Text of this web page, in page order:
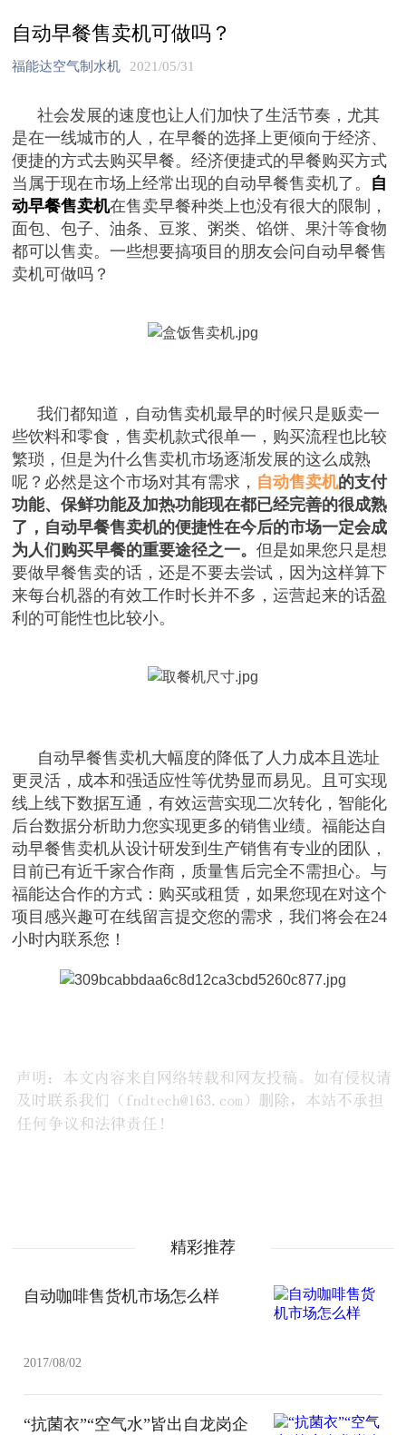
自动早餐售卖机可做吗？
福能达空气制水机 2021/05/31
社会发展的速度也让人们加快了生活节奏，尤其
是在一线城市的人，在早餐的选择上更倾向于经济、
便捷的方式去购买早餐。经济便捷式的早餐购买方式
当属于现在市场上经常出现的自动早餐售卖机了。 自
动早餐售卖机在售卖早餐种类上也没有很大的限制，
面包、包子、油条、豆浆、粥类、馅饼、果汁等食物
都可以售卖。一些想要搞项目的朋友会问自动早餐售
卖机可做吗？
我们都知道，自动售卖机最早的时候只是贩卖一
些饮料和零食，售卖机款式很单一，购买流程也比较
繁琐，但是为什么售卖机市场逐渐发展的这么成熟
呢？必然是这个市场对其有需求， 自动售卖机的支付
功能、保鲜功能及加热功能现在都已经完善的很成熟
了，自动早餐售卖机的便捷性在今后的市场一定会成
为人们购买早餐的重要途径之一。但是如果您只是想
要做早餐售卖的话，还是不要去尝试，因为这样算下
来每台机器的有效工作时长并不多，运营起来的话盈
利的可能性也比较小。
自动早餐售卖机大幅度的降低了人力成本且选址
更灵活，成本和强适应性等优势显而易见。且可实现
线上线下数据互通，有效运营实现二次转化，智能化
后台数据分析助力您实现更多的销售业绩。福能达自
动早餐售卖机从设计研发到生产销售有专业的团队，
目前已有近千家合作商，质量售后完全不需担心。与
福能达合作的方式：购买或租赁，如果您现在对这个
项目感兴趣可在线留言提交您的需求，我们将会在24
小时内联系您！
精彩推荐
自动咖啡售货机市场怎么样
2017/08/02
“抗菌衣”“空气水”皆出自龙岗企